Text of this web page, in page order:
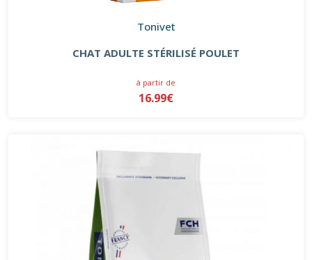
Tonivet
CHAT ADULTE STÉRILISÉ POULET
à partir de
16.99€